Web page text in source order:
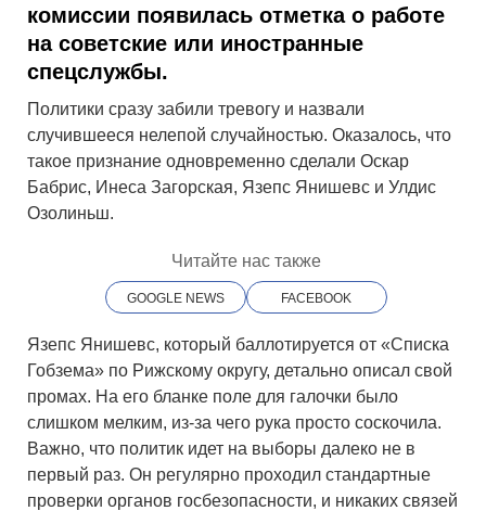
комиссии появилась отметка о работе
на советские или иностранные
спецслужбы.
Политики сразу забили тревогу и назвали
случившееся нелепой случайностью. Оказалось, что
такое признание одновременно сделали Оскар
Бабрис, Инеса Загорская, Язепс Янишевс и Улдис
Озолиньш.
Читайте нас также
GOOGLE NEWS FACEBOOK
Язепс Янишевс, который баллотируется от «Списка
Гобзема» по Рижскому округу, детально описал свой
промах. На его бланке поле для галочки было
слишком мелким, из-за чего рука просто соскочила.
Важно, что политик идет на выборы далеко не в
первый раз. Он регулярно проходил стандартные
проверки органов госбезопасности, и никаких связей